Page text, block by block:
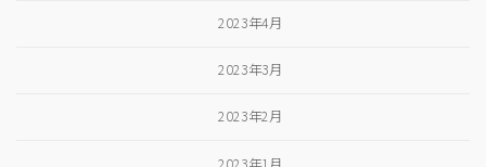
2023年4月
2023年3月
2023年2月